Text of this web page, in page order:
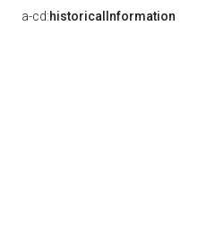
a-cd:historicalInformation